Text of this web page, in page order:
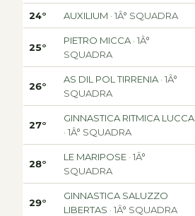
24° AUXILIUM · 1Â° SQUADRA
25°
PIETRO MICCA · 1Â°
SQUADRA
26°
AS DIL POL TIRRENIA · 1Â°
SQUADRA
27°
GINNASTICA RITMICA LUCCA
· 1Â° SQUADRA
28°
LE MARIPOSE · 1Â°
SQUADRA
29°
GINNASTICA SALUZZO
LIBERTAS · 1Â° SQUADRA